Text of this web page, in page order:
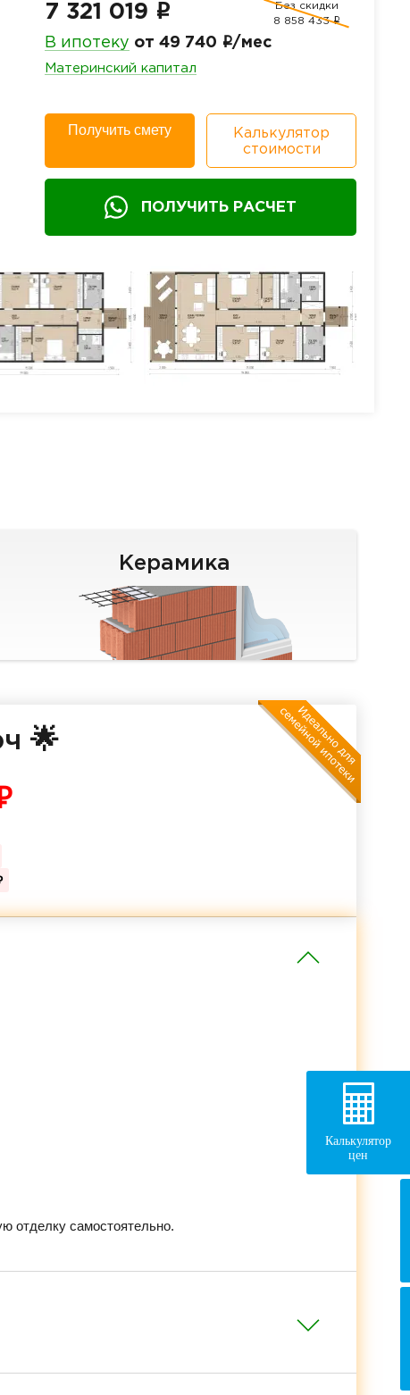
7 321 019 i
Без скидки
8 858 433 i
В ипотеку от 49 740 i/мес
Материнский капитал
Получить смету
Калькулятор
стоимости
ПОЛУЧИТЬ РАСЧЕТ
Керамика
🌟
отделку самостоятельно.
Калькулятор
цен